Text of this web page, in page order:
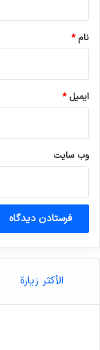
نام*
ایمیل*
وب‌ سایت
الأكثر زيارة